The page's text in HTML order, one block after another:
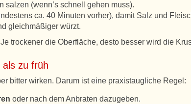
salzen (wenn’s schnell gehen muss).
ca. 40 Minuten vorher), damit Salz und
gleichmäßiger würzt.
trockener die Oberfläche, desto besser wird die
zu früh
bitter wirken. Darum ist eine praxistaugliche Regel:
oder nach dem Anbraten dazugeben.